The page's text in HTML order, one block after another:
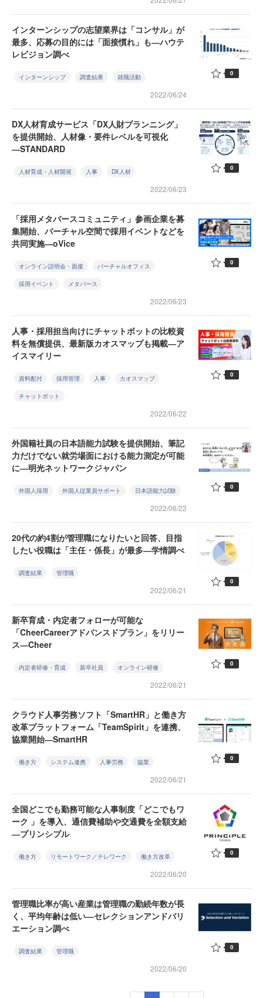
インターンシップの志望業界は「コンサル」が
最多、応募の目的には「面接慣れ」も―ハウテ
レビジョン調べ
インターンシップ 調査結果 就職活動
2022/06/24
0
DX人材育成サービス「DX人財プランニング」
を提供開始、人材像・要件レベルを可視化
―STANDARD
人材育成・人材開発 人事 DX人材
2022/06/23
0
「採用メタバースコミュニティ」参画企業を募
集開始、バーチャル空間で採用イベントなどを
共同実施―oVice
オンライン説明会・面接 バーチャルオフィス
採用イベント メタバース
2022/06/23
0
人事・採用担当向けにチャットボットの比較資
料を無償提供、最新版カオスマップも掲載―ア
イスマイリー
資料配付 採用管理 人事 カオスマップ
チャットボット
2022/06/22
0
外国籍社員の日本語能力試験を提供開始、筆記
力だけでない就労場面における能力測定が可能
に―明光ネットワークジャパン
外国人採用 外国人従業員サポート 日本語能力試験
2022/06/22
0
20代の約4割が管理職になりたいと回答、目指
したい役職は「主任・係長」が最多―学情調べ
調査結果 管理職
2022/06/21
0
新卒育成・内定者フォローが可能な
「CheerCareerアドバンスドプラン」をリリー
ス―Cheer
内定者研修・育成 新卒社員 オンライン研修
2022/06/21
0
クラウド人事労務ソフト「SmartHR」と働き方
改革プラットフォーム「TeamSpirit」を連携、
協業開始―SmartHR
働き方 システム連携 人事労務 協業
2022/06/21
0
全国どこでも勤務可能な人事制度「どこでもワ
ーク 」を導入、通信費補助や交通費を全額支給
―プリンシプル
働き方 リモートワーク／テレワーク 働き方改革
2022/06/20
0
管理職比率が高い産業は管理職の勤続年数が長
く、平均年齢は低い―セレクションアンドバリ
エーション調べ
調査結果 管理職
2022/06/20
0